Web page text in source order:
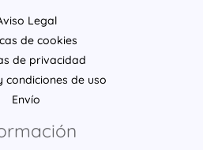
Legal
de cookies
de privacidad
condiciones de uso
Envío